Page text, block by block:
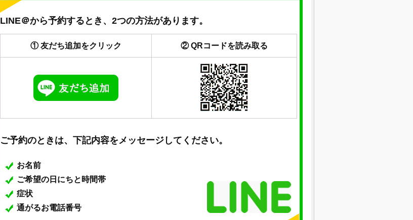
LINE＠から予約するとき、2つの方法があります。
① 友だち追加をクリック ② QRコードを読み取る
ご予約のときは、下記内容をメッセージしてください。
お名前
ご希望の日にちと時間帯
症状
通がるお電話番号